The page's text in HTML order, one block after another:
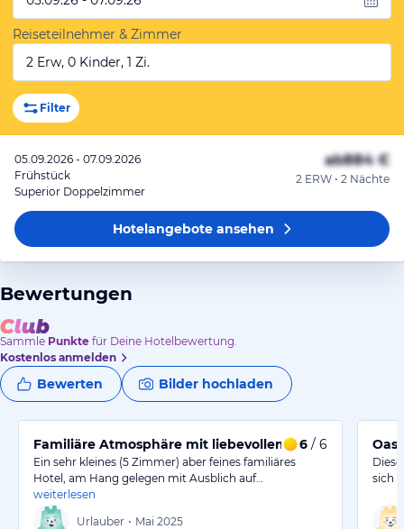
Reiseteilnehmer & Zimmer
2 Erw, 0 Kinder, 1 Zi.
Filter
05.09.2026 - 07.09.2026
Frühstück
Superior Doppelzimmer
ab884 €
2 ERW • 2 Nächte
Hotelangeboteansehen
Bewertungen
Sammle Punkte für Deine Hotelbewertung.
Kostenlos anmelden
Bewerten Bilder hochladen
Familiäre Atmosphäre mit liebevollem 6 / 6
Ein sehr kleines (5 Zimmer) aber feines familiäres
Hotel, am Hang gelegen mit Ausblich auf…
weiterlesen
Urlauber • Mai 2025
sich